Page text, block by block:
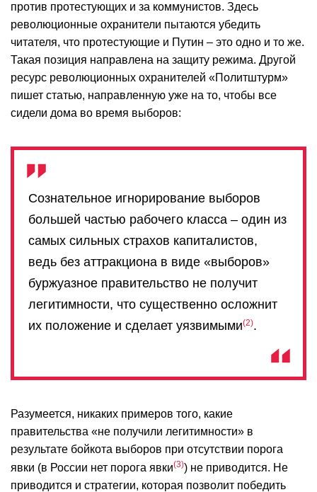
против протестующих и за коммунистов. Здесь
революционные охранители пытаются убедить
читателя, что протестующие и Путин – это одно и то же.
Такая позиция направлена на защиту режима. Другой
ресурс революционных охранителей «Политштурм»
пишет статью, направленную уже на то, чтобы все
сидели дома во время выборов:
Сознательное игнорирование выборов
большей частью рабочего класса – один из
самых сильных страхов капиталистов,
ведь без аттракциона в виде «выборов»
буржуазное правительство не получит
легитимности, что существенно осложнит
их положение и сделает уязвимыми 2 .
Разумеется, никаких примеров того, какие
правительства «не получили легитимности» в
результате бойкота выборов при отсутствии порога
явки (в России нет порога явки 3 ) не приводится. Не
приводится и стратегии, которая позволит победить